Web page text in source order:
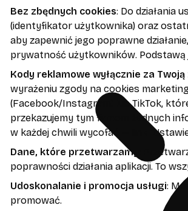
Bez zbędnych cookies: Do działania
(identyfikator użytkownika) oraz
aby zapewnić jego poprawne
prywatność użytkowników.
Kody reklamowe wyłącznie za
wyrażeniu zgody na cookies
(Facebook/Instagram) lub TikTok,
przekazujemy tym firmom żadnych
w każdej chwili wycofać — link
Dane, które przetwarzamy
:
poprawności działania aplikacji. To
Udoskonalanie i promocja usługi:
promować.